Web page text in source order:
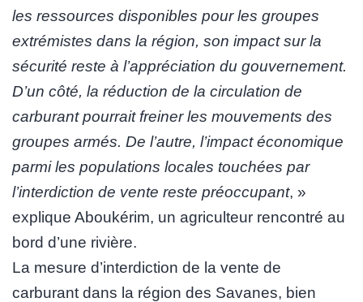
les ressources disponibles pour les groupes
extrémistes dans la région, son impact sur la
sécurité reste à l’appréciation du gouvernement.
D’un côté, la réduction de la circulation de
carburant pourrait freiner les mouvements des
groupes armés. De l’autre, l’impact économique
parmi les populations locales touchées par
l’interdiction de vente reste préoccupant, »
explique Aboukérim, un agriculteur rencontré au
bord d’une rivière.
La mesure d’interdiction de la vente de
carburant dans la région des Savanes, bien